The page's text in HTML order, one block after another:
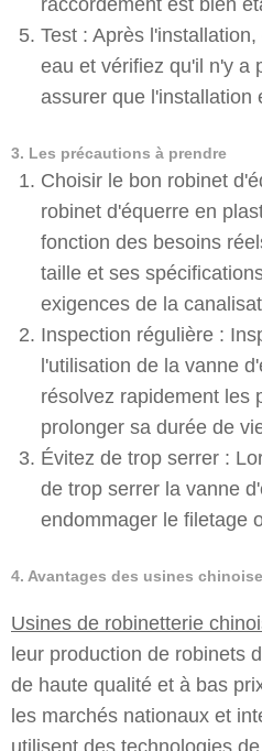
raccordement est bien
Test : Après
eau et vérifiez qu'il n'y a
assurer que l'installation
3. Les précautions à prendre
Choisir le bon robinet
robinet d'équerre en
fonction des besoins
taille et ses
exigences de la
Inspection régulière :
l'utilisation de la vanne
résolvez rapidement les
prolonger sa durée de
Évitez de trop serrer :
de trop serrer la vanne
endommager le filetage
4. Avantages des usines
Usines de robinetterie
leur production de robinets
de haute qualité et à bas
les marchés nationaux et
utilisent des technologies